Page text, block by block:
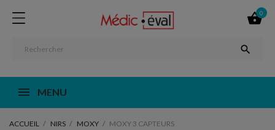

0

MENU
ACCUEIL NIRS MOXY MOXY 3 CAPTEURS